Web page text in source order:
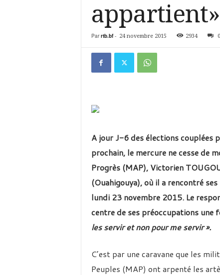
appartient»
Par rtb.bf- 24 novembre 2015 2934 0
A jour J-6 des élections couplées
prochain, le mercure ne cesse de
Progrès (MAP), Victorien
(Ouahigouya), où il a rencontré
lundi 23 novembre 2015. Le
centre de ses préoccupations
les servir et non pour me servir ».
C’est par une caravane que les
Peuples (MAP) ont arpenté les